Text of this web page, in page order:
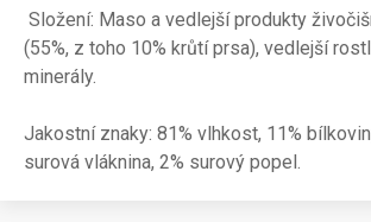
Složení: Maso a vedlejší produkty
(55%, z toho 10% krůtí prsa), vedlejší
minerály.
Jakostní znaky: 81% vlhkost, 11%
surová vláknina, 2% surový popel.